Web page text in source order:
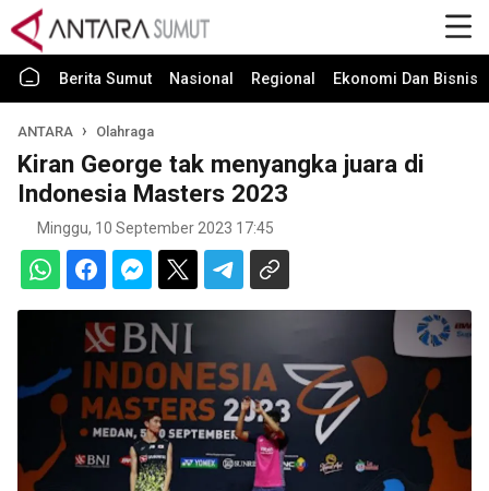
Berita Sumut Nasional Regional Ekonomi Dan Bisnis
ANTARA Olahraga
Kiran George tak menyangka juara di
Indonesia Masters 2023
Minggu, 10 September 2023 17:45